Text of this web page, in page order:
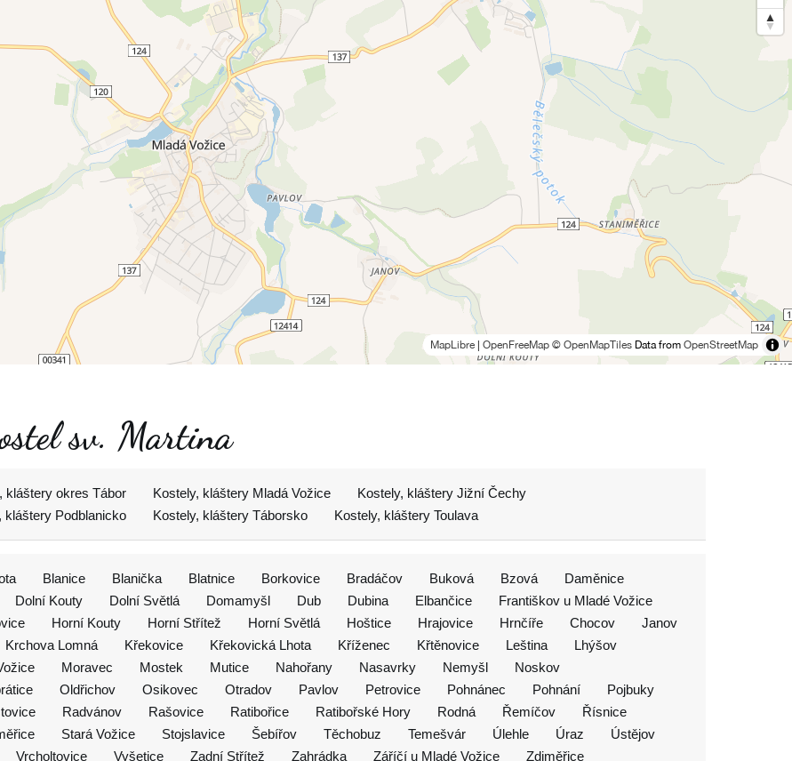
MapLibre OpenFreeMap © OpenMapTiles Data from OpenStreetMap
sv. Martina
kláštery okres Tábor Kostely, kláštery Mladá Vožice
Kostely, kláštery Jižní Čechy
kláštery Podblanicko Kostely, kláštery Táborsko Kostely, kláštery Toulava
Blanice Blanička Blatnice Borkovice Bradáčov Buková Bzová
Daměnice
Dolní Kouty Dolní Světlá Domamyšl Dub Dubina Elbančice
Františkov u Mladé Vožice
Horní Kouty Horní Střítež Horní Světlá Hoštice Hrajovice Hrnčíře Chocov
Janov
Krchova Lomná Křekovice Křekovická Lhota Kříženec Křtěnovice Leština
Lhýšov
Moravec Mostek Mutice Nahořany Nasavrky Nemyšl
Noskov
Oldřichov Osikovec Otradov Pavlov Petrovice Pohnánec Pohnání
Pojbuky
Radvánov Rašovice Ratibořice Ratibořské Hory Rodná Řemíčov
Řísnice
Stará Vožice Stojslavice Šebířov Těchobuz Temešvár Úlehle Úraz
Ústějov
Vrcholtovice Vyšetice Zadní Střítež Zahrádka Záříčí u Mladé Vožice
Zdiměřice